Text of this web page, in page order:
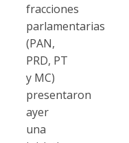
fracciones
parlamentarias
(PAN,
PRD, PT
y MC)
presentaron
ayer
una